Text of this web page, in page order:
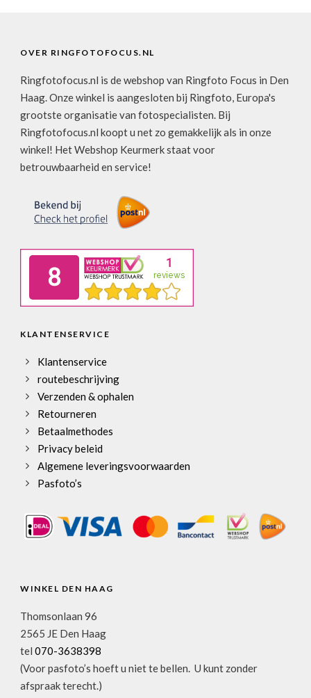
OVER RINGFOTOFOCUS.NL
Ringfotofocus.nl is de webshop van Ringfoto Focus in Den
Haag. Onze winkel is aangesloten bij Ringfoto, Europa's
grootste organisatie van fotospecialisten. Bij
Ringfotofocus.nl koopt u net zo gemakkelijk als in onze
winkel! Het Webshop Keurmerk staat voor
betrouwbaarheid en service!
KLANTENSERVICE
Klantenservice
routebeschrijving
Verzenden & ophalen
Retourneren
Betaalmethodes
Privacy beleid
Algemene leveringsvoorwaarden
Pasfoto’s
WINKEL DEN HAAG
Thomsonlaan 96
2565 JE Den Haag
tel 070-3638398
(Voor pasfoto’s hoeft u niet te bellen. U kunt zonder
afspraak terecht.)